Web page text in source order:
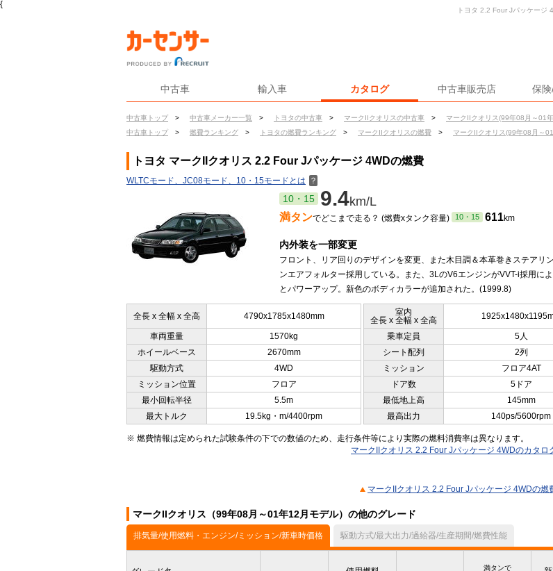
{
中古車 輸入車 カタログ 中古車販売店 保
中古車トップ > 中古車メーカー一覧 > トヨタの中古車 > マークIIクオリスの中古車 > マークIIクオリス(99年08月～01
中古車トップ
> 燃費ランキング > トヨタの燃費ランキング > マークIIクオリスの燃費 > マークIIクオリス(99年08月～
トヨタ 2.2 Four Jパッケージ
トヨタ マークIIクオリス 2.2 Four Jパッケージ 4WDの燃費
WLTCモード、JC08モード、10・15モードとは ？
10・15 9.4km/L
満タンでどこまで走る？ (燃費xタンク容量) 10・15 611km
内外装を一部変更
フロント、リア回りのデザインを変更、また木目調＆本革巻きステアリ
ンエアフォルター採用している。また、3LのV6エンジンがVVT-i採用に
とパワーアップ。新色のボディカラーが追加された。(1999.8)
全長 x 全幅 x 全高 4790x1785x1480mm
室内
全長 x 全幅 x 全高
車両重量 1570kg 乗車定員
5人
ホイールベース
2670mm シート配列
2列
駆動方式
4WD ミッション
フロア4AT
ミッション位置
フロア ドア数
5ドア
最小回転半径
5.5m 最低地上高
145mm
最大トルク
19.5kg・m/4400rpm 最高出力 140ps/5600rpm
※ 燃費情報は定められた試験条件の下での数値のため、走行条件等により実際の燃料消費率は異なります。
マークIIクオリス 2.2 Four Jパッケージ 4WDのカタロ
マークIIクオリス 2.2 Four Jパッケージ 4WDの燃
マークIIクオリス（99年08月～01年12月モデル）の他のグレード
排気量/使用燃料・エンジン/ミッション/新車時価格 駆動方式/最大出力/過給器/生産期間/燃費性能
満タンで